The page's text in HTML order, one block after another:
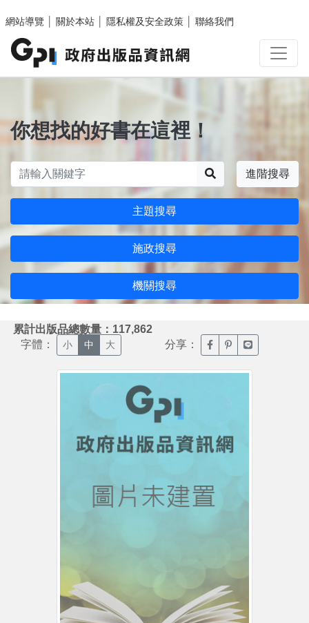
網站導覽
關於本站 隱私權及安全政策 聯絡我們
你想找的好書在這裡！
進階搜尋
主題搜尋
施政搜尋
機關搜尋
累計出版品總數量：117,862
字體： 小 中 大 分享： 臉書分享(另開新視窗)
噗浪分享(另開新
Line分享(另